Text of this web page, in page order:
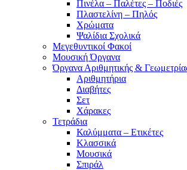
Πινέλα – Παλέτες – Ποδιές
Πλαστελίνη – Πηλός
Χρώματα
Ψαλίδια Σχολικά
Μεγεθυντικοί Φακοί
Μουσική Όργανα
Όργανα Αριθμητικής &
Αριθμητήρια
Διαβήτες
Σετ
Χάρακες
Τετράδια
Καλύμματα – Ετικέτες
Κλασσικά
Μουσικά
Σπιράλ